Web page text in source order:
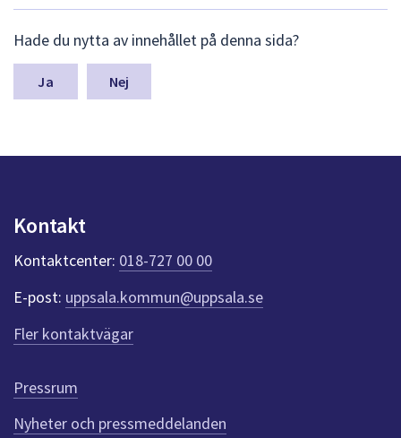
ä
m
a
n
k
t
e
r
f
ö
r
e
n
n
Hade du nytta av innehållet på denna sida?
Nej
Kontakt
Kontaktcenter: 018-727 00 00
E-post: uppsala.kommun@uppsala.se
Fler kontaktvägar
Pressrum
Nyheter och pressmeddelanden